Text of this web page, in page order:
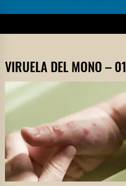
VIRUELA DEL MONO – 01